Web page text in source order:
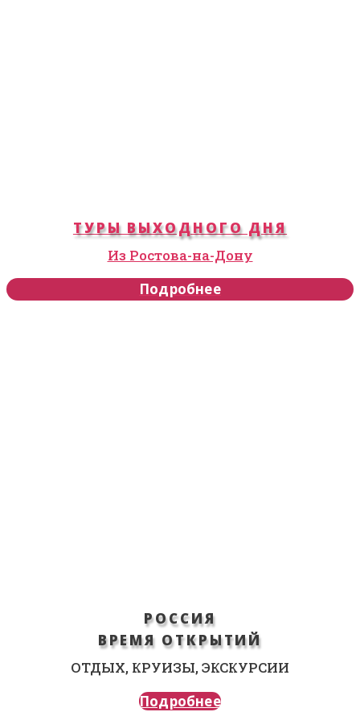
ТУРЫ ВЫХОДНОГО ДНЯ
Из Ростова-на-Дону
Подробнее
РОССИЯ
ВРЕМЯ ОТКРЫТИЙ
ОТДЫХ, КРУИЗЫ, ЭКСКУРСИИ
Подробнее